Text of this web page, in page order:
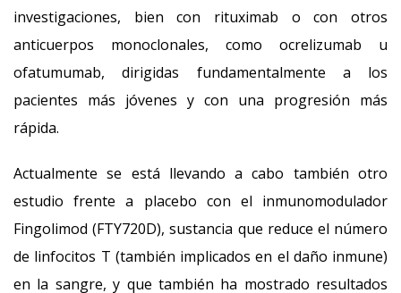
investigaciones, bien con rituximab o con otros
anticuerpos monoclonales, como ocrelizumab u
ofatumumab, dirigidas fundamentalmente a los
pacientes más jóvenes y con una progresión más
rápida.
Actualmente se está llevando a cabo también otro
estudio frente a placebo con el inmunomodulador
Fingolimod (FTY720D), sustancia que reduce el número
de linfocitos T (también implicados en el daño inmune)
en la sangre, y que también ha mostrado resultados